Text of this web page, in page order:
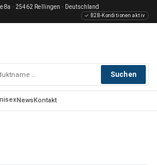
· 25462 Rellingen · Deutschland
✓ B2B-Konditionen aktiv
Suchen
NewsKontakt